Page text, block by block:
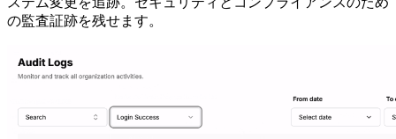
の監査証跡を残せます。